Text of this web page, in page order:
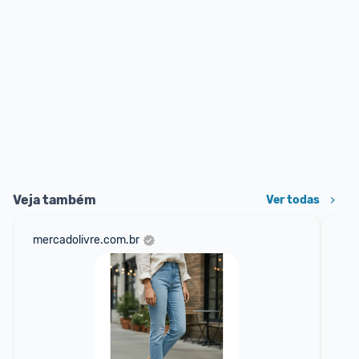
Veja também Ver todas
mercadolivre.com.br